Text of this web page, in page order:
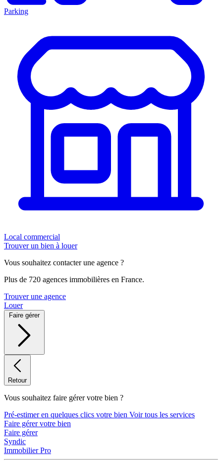
Parking
Local commercial
Trouver un bien à louer
Vous souhaitez contacter une agence ?
Plus de 720 agences immobilières en France.
Trouver une agence
Louer
Faire gérer
Retour
Vous souhaitez faire gérer votre bien ?
Pré-estimer en quelques clics votre bien Voir tous les services
Faire gérer votre bien
Faire gérer
Syndic
Immobilier Pro